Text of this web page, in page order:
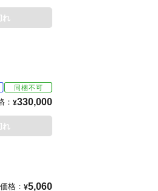
れ
： ¥330,000
れ
格： ¥5,060